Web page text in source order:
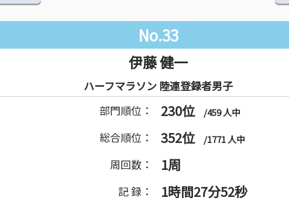
No.33
伊藤 健一
ハーフマラソン 陸連登録者男子
部門順位：
230位 /459 人中
総合順位： 352位 /1771 人中
周回数： 1周
記 録： 1時間27分52秒